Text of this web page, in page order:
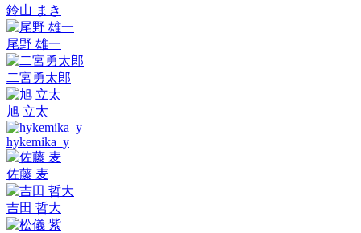
鈴山 まき
尾野 雄一
二宮勇太郎
旭 立太
hykemika_y
佐藤 麦
吉田 哲大